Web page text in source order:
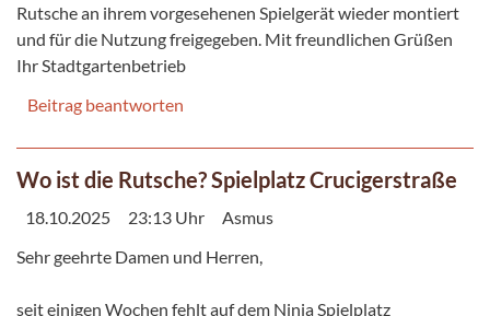
Rutsche an ihrem vorgesehenen Spielgerät wieder montiert
und für die Nutzung freigegeben. Mit freundlichen Grüßen
Ihr Stadtgartenbetrieb
Beitrag beantworten
Wo ist die Rutsche? Spielplatz Crucigerstraße
18.10.2025 23:13 Uhr
Asmus
Sehr geehrte Damen und Herren,
seit einigen Wochen fehlt auf dem Ninja Spielplatz